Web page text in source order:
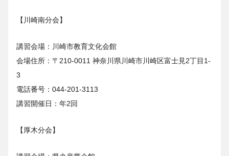
【川崎南分会】
講習会場：川崎市教育文化会館
会場住所：〒210-0011 神奈川県川崎市川崎区富士見2丁目1-
3
電話番号：044-201-3113
講習開催日：年2回
【厚木分会】